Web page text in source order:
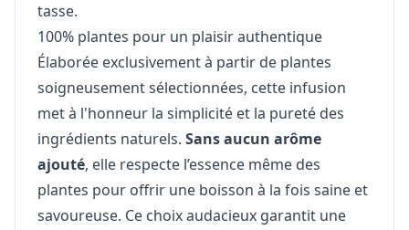
tasse.
100% plantes pour un plaisir authentique
Élaborée exclusivement à partir de plantes
soigneusement sélectionnées, cette infusion
met à l'honneur la simplicité et la pureté des
ingrédients naturels. Sans aucun arôme
ajouté, elle respecte l’essence même des
plantes pour offrir une boisson à la fois saine et
savoureuse. Ce choix audacieux garantit une